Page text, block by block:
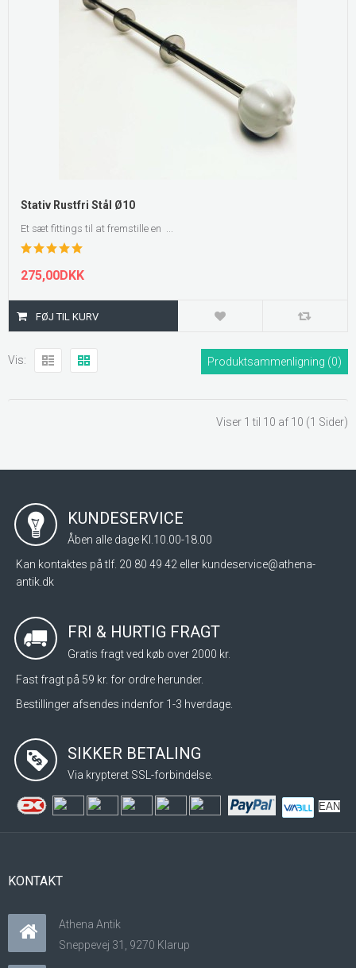
Stativ Rustfri Stål Ø10
Et sæt fittings til at fremstille en ...
275,00DKK
Vis: Produktsammenligning (0)
Viser 1 til 10 af 10 (1 Sider)
KUNDESERVICE
Åben alle dage Kl.10.00-18.00
Kan kontaktes på tlf. 20 80 49 42 eller kundeservice@athena-
antik.dk
FRI & HURTIG FRAGT
Gratis fragt ved køb over 2000 kr.
Fast fragt på 59 kr. for ordre herunder.
Bestillinger afsendes indenfor 1-3 hverdage.
SIKKER BETALING
Via krypteret SSL-forbindelse.
EAN
KONTAKT
Athena Antik
Sneppevej 31, 9270 Klarup